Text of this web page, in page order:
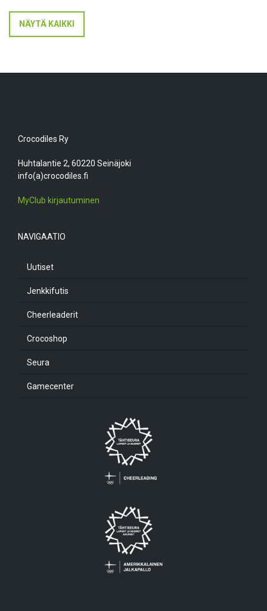
NÄYTÄ KAIKKI
Crocodiles Ry
Huhtalantie 2, 60220 Seinäjoki
info(a)crocodiles.fi
MyClub kirjautuminen
NAVIGAATIO
Uutiset
Jenkkifutis
Cheerleaderit
Crocoshop
Seura
Gamecenter